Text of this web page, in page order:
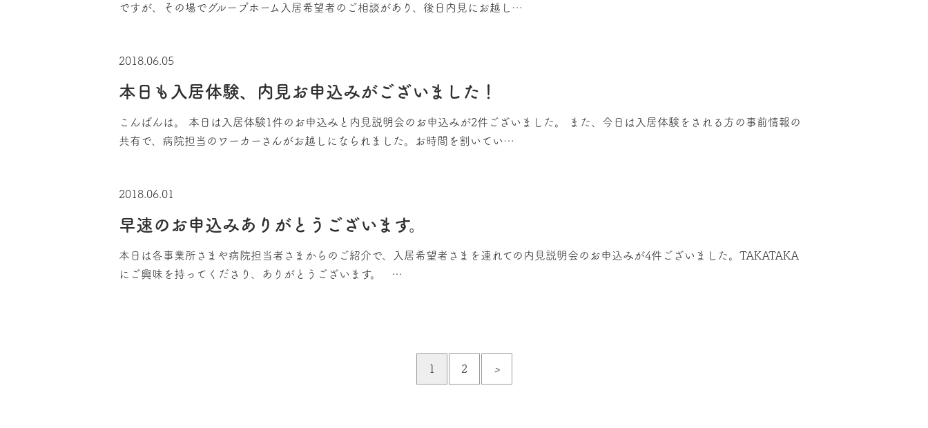
ですが、その場でグループホーム入居希望者のご相談があり、後日内見にお越し…
2018.06.05
本日も入居体験、内見お申込みがございました！
こんばんは。 本日は入居体験1件のお申込みと内見説明会のお申込みが2件ございました。 また、今日は入居体験をされる方の事前情報の
共有で、病院担当のワーカーさんがお越しになられました。お時間を割いてい…
2018.06.01
早速のお申込みありがとうございます。
本日は各事業所さまや病院担当者さまからのご紹介で、入居希望者さまを連れての内見説明会のお申込みが4件ございました。TAKATAKA
にご興味を持ってくださり、ありがとうございます。 …
1 2 >